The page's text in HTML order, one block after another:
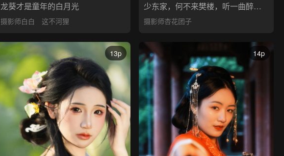
龙葵才是童年的白月光
摄影师白白 这不河狸
少东家，何不来樊楼，听一曲醉花阴呢？
摄影师杏花团子
13p 14p